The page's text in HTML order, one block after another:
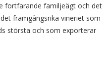
fortfarande familjeägt och det
framgångsrika vineriet som
största och som exporterar